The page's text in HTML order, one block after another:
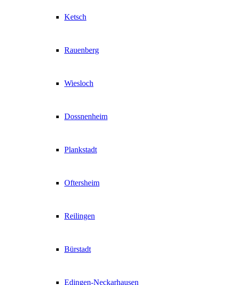
Ketsch
Rauenberg
Wiesloch
Dossnenheim
Plankstadt
Oftersheim
Reilingen
Bürstadt
Edingen-Neckarhausen